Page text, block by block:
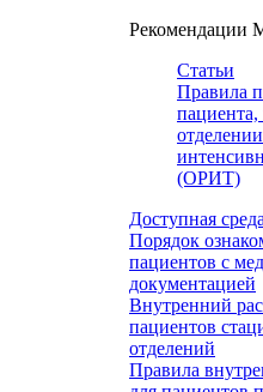
Рекомендации
Статьи
Правила
пациента,
(ОРИТ)
Доступная среда
Порядок
пациентов с
документацией
Внутренний
пациентов
отделений
Правила